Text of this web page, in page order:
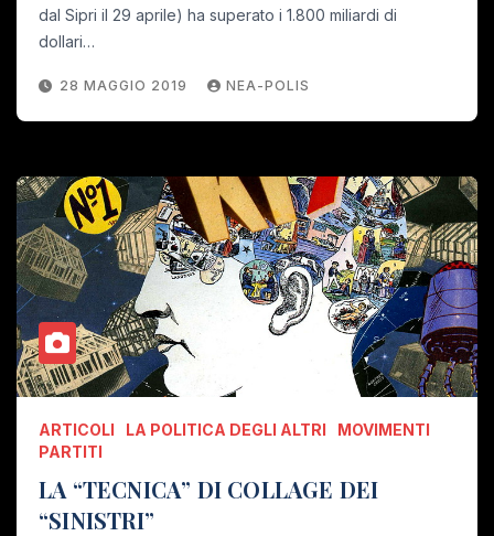
dal Sipri il 29 aprile) ha superato i 1.800 miliardi di
dollari…
28 MAGGIO 2019 NEA-POLIS
ARTICOLI LA POLITICA DEGLI ALTRI
MOVIMENTI
PARTITI
LA “TECNICA” DI COLLAGE DEI
“SINISTRI”